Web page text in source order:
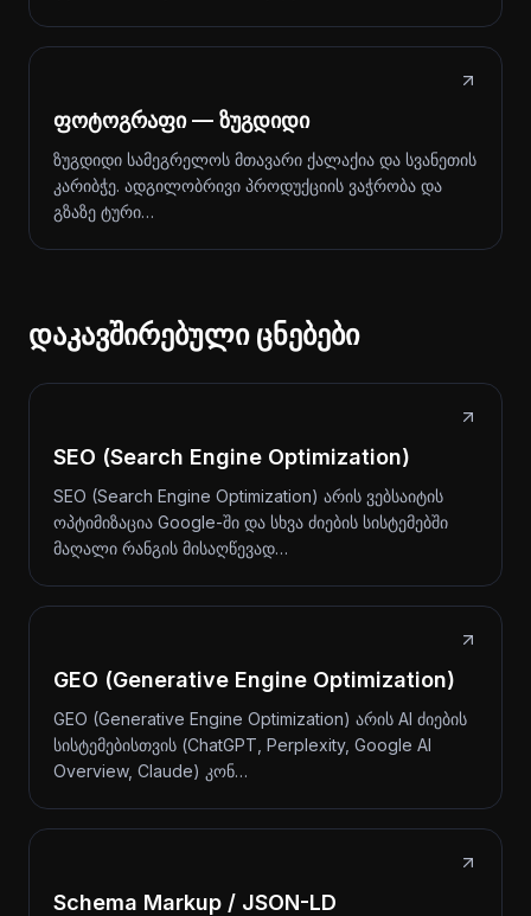
ფოტოგრაფი — ზუგდიდი
ზუგდიდი სამეგრელოს მთავარი ქალაქია და სვანეთის
კარიბჭე. ადგილობრივი პროდუქციის ვაჭრობა და
გზაზე ტური…
დაკავშირებული ცნებები
SEO (Search Engine Optimization)
SEO (Search Engine Optimization) არის ვებსაიტის
ოპტიმიზაცია Google-ში და სხვა ძიების სისტემებში
მაღალი რანგის მისაღწევად…
GEO (Generative Engine Optimization)
GEO (Generative Engine Optimization) არის AI ძიების
სისტემებისთვის (ChatGPT, Perplexity, Google AI
Overview, Claude) კონ…
Schema Markup / JSON-LD